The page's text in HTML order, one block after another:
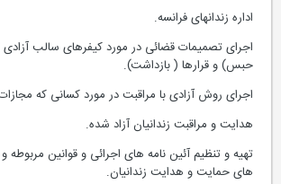
اداره زندانهای فرانسه.
اجرای تصمیمات قضائی در مورد کیفرهای سالب آزادی
حبس) و قرارها ( بازداشت).
اجرای روش آزادی با مراقبت در مورد کسانی که مجازات
هدایت و مراقبت زندانیان آزاد شده.
تهیه و تنظیم آئین نامه های اجرائی و قوانین مربوطه و
های حمایت و هدایت زندانیان.